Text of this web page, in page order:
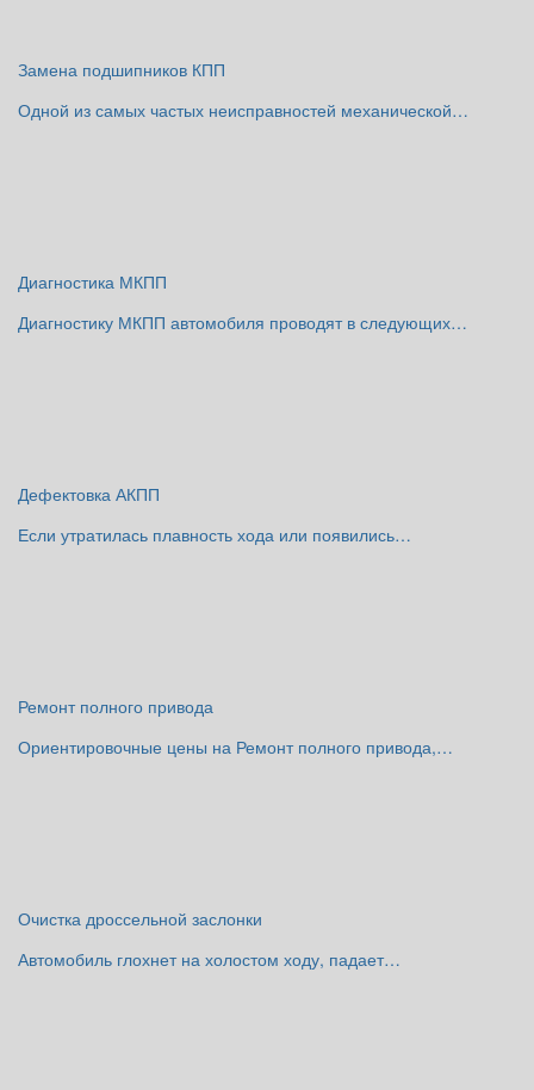
Замена подшипников КПП
Одной из самых частых неисправностей механической…
Диагностика МКПП
Диагностику МКПП автомобиля проводят в следующих…
Дефектовка АКПП
Если утратилась плавность хода или появились…
Ремонт полного привода
Ориентировочные цены на Ремонт полного привода,…
Очистка дроссельной заслонки
Автомобиль глохнет на холостом ходу, падает…